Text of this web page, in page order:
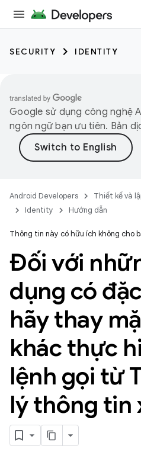
SECURITY IDENTITY
Google sử dụng công nghệ
ngôn ngữ bạn ưu tiên. Bản
Android Developers Thiết kế và
Identity
Hướng dẫn
Thông tin này có hữu ích không cho
Đối với
dụng có
hãy thay
khác thực
lệnh gọi từ
lý thông tin